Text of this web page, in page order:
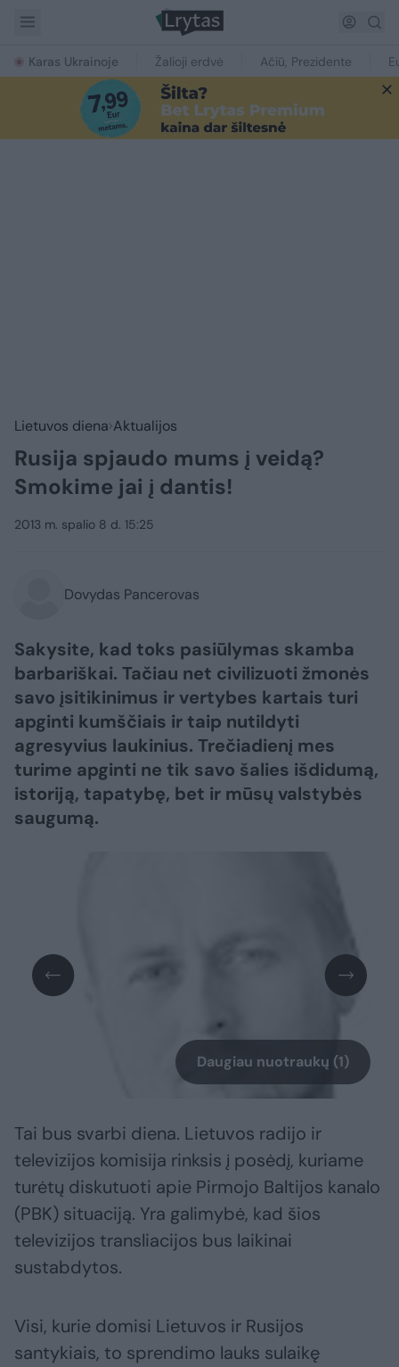
Karas Ukrainoje Žalioji erdvė Ačiū, Prezidente
Lietuvos diena Aktualijos
Rusija spjaudo mums į veidą?
Smokime jai į dantis!
2013 m. spalio 8 d. 15:25
Dovydas Pancerovas
Sakysite, kad toks pasiūlymas skamba
barbariškai. Tačiau net civilizuoti žmonės
savo įsitikinimus ir vertybes kartais turi
apginti kumščiais ir taip nutildyti
agresyvius laukinius. Trečiadienį mes
turime apginti ne tik savo šalies išdidumą,
istoriją, tapatybę, bet ir mūsų valstybės
saugumą.
Daugiau nuotraukų (1)
Tai bus svarbi diena. Lietuvos radijo ir
televizijos komisija rinksis į posėdį, kuriame
turėtų diskutuoti apie Pirmojo Baltijos kanalo
(PBK) situaciją. Yra galimybė, kad šios
televizijos transliacijos bus laikinai
sustabdytos.
Visi, kurie domisi Lietuvos ir Rusijos
santykiais, to sprendimo lauks sulaikę